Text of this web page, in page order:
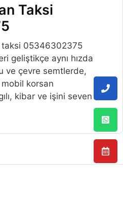
Taksi
taksi 05346302375
geliştikçe aynı hızda
ve çevre semtlerde,
mobil korsan
kibar ve işini seven